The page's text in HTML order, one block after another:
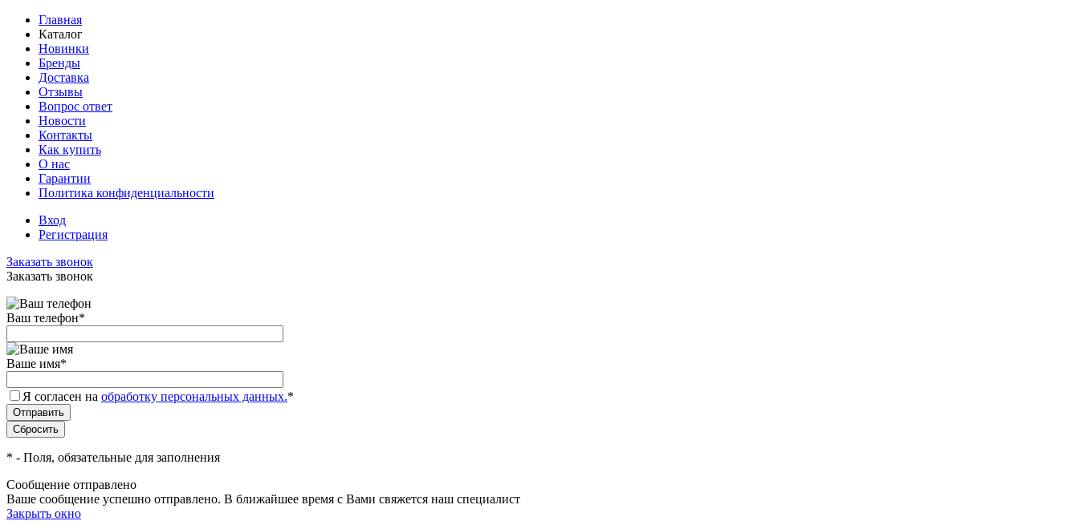
Главная
Каталог
Новинки
Бренды
Доставка
Отзывы
Вопрос ответ
Новости
Контакты
Как купить
О нас
Гарантии
Политика конфиденциальности
Вход
Регистрация
Заказать звонок
Заказать звонок
Ваш телефон*
Ваше имя*
Я согласен на обработку персональных данных.*
* - Поля, обязательные для заполнения
Сообщение отправлено
Ваше сообщение успешно отправлено. В ближайшее время с Вами свяжется наш специалист
Закрыть окно